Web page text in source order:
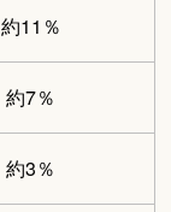
約11％
約7％
約3％